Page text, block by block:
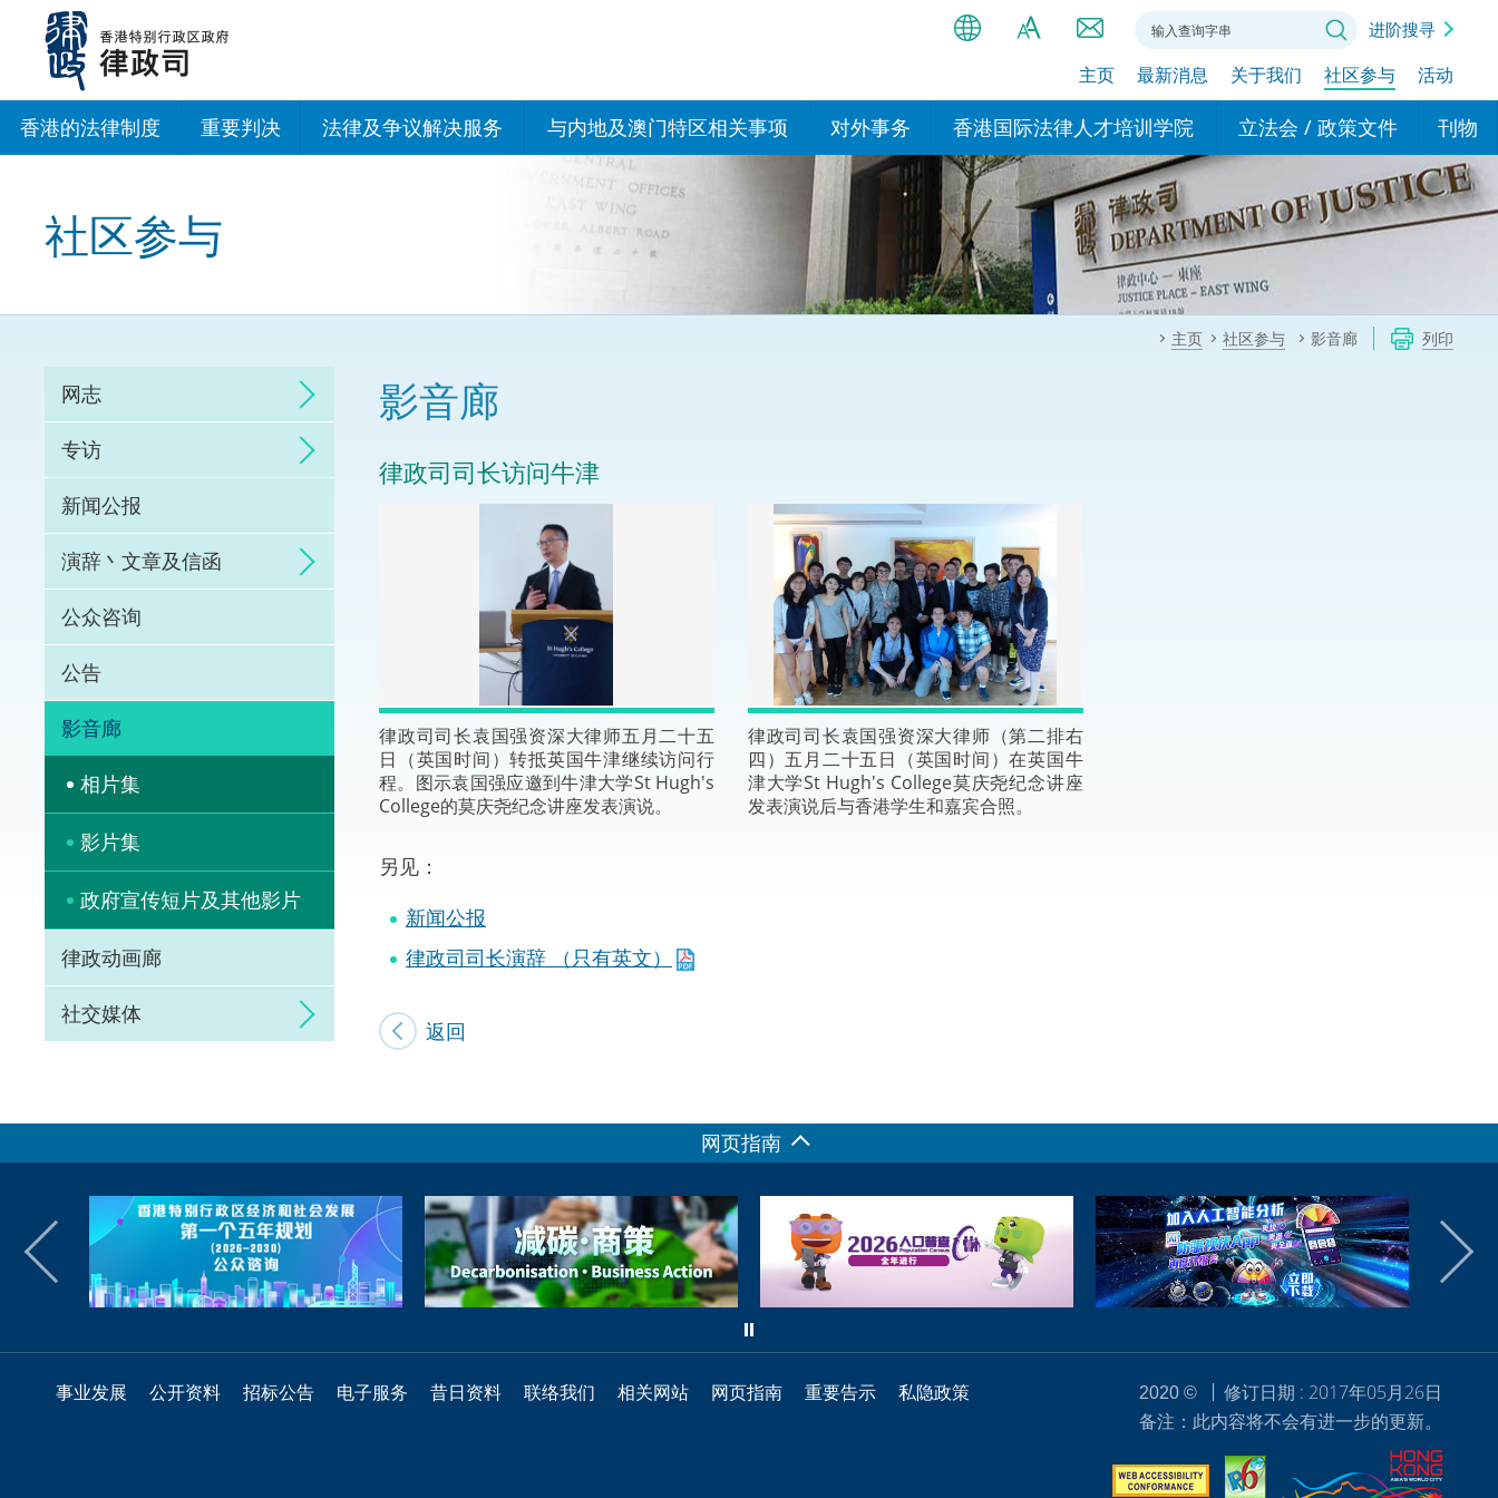
内
简
EN
Bahasa Indonesia (印尼语)
हिन्दी (印度语)
नेपाली (尼泊尔语)
Tiếng Việt (越南语)
A
A
进阶搜寻
主页 最新消息 关于我们 社区参与 活动
香港的法律制度 重要判决 法律及争议解决服务
诉讼
网上争议解决及法律科技
体育争议解决先导计划
能力建设
法律枢纽
促成交易和争议解决服务中心
与内地及澳门特区相关事项
与内地有关的安排
香港与内地相互认可和执行民
商事案件判决的安排
关于建立更紧密经贸关系的安
与澳门特区的安排
“一带一路”建设
粤港澳大湾区
对外事务
国际政府机构在香港设立办事
处或运作
多边协定
其他协定
香港国际法律人才培训学院
我们的学院
我们的专家委员会
我们的办公室
我们的培训课程和能力建设项
我们的年度回顾 2024-2025
立法会 / 政策文件
现行政策措施
政策文件
特别财务委员会
刊物
基本
民事
社区参与
主页 社区参与 影音廊 列印
网志
专访
新闻公报
演辞丶文章及信函
公众咨询
公告
影音廊
相片集
影片集
政府宣传短片及其他影片
律政动画廊
社交媒体
影音廊
律政司司长访问牛津
律政司司长袁国强资深大律师五月二十五
日（英国时间）转抵英国牛津继续访问行
程。图示袁国强应邀到牛津大学St Hugh's
College的莫庆尧纪念讲座发表演说。
律政司司长袁国强资深大律师（第二排右
四）五月二十五日（英国时间）在英国牛
津大学St Hugh's College莫庆尧纪念讲座
发表演说后与香港学生和嘉宾合照。
另见：
新闻公报
律政司司长演辞 （只有英文）
返回
网页指南
事业发展 公开资料 招标公告 电子服务 昔日资料 联络我们 相关网站 网页指南 重要告示 私隐政策 2020 ©
修订日期 : 2017年05月26日
备注：此内容将不会有进一步的更新。